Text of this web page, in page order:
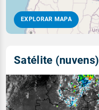
EXPLORAR MAPA
Satélite (nuvens)